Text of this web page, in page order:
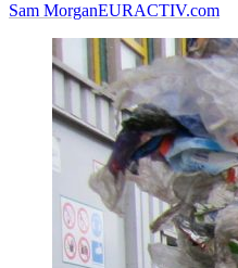
Sam MorganEURACTIV.com